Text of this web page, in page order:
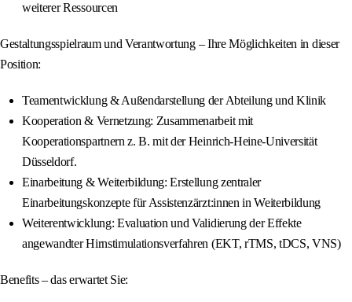
weiterer Ressourcen
Gestaltungsspielraum und Verantwortung – Ihre Möglichkeiten in dieser
Position:
Teamentwicklung & Außendarstellung der Abteilung und Klinik
Kooperation & Vernetzung: Zusammenarbeit mit
Kooperationspartnern z. B. mit der Heinrich-Heine-Universität
Düsseldorf.
Einarbeitung & Weiterbildung: Erstellung zentraler
Einarbeitungskonzepte für Assistenzärzt:innen in Weiterbildung
Weiterentwicklung: Evaluation und Validierung der Effekte
angewandter Hirnstimulationsverfahren (EKT, rTMS, tDCS, VNS)
Benefits – das erwartet Sie: